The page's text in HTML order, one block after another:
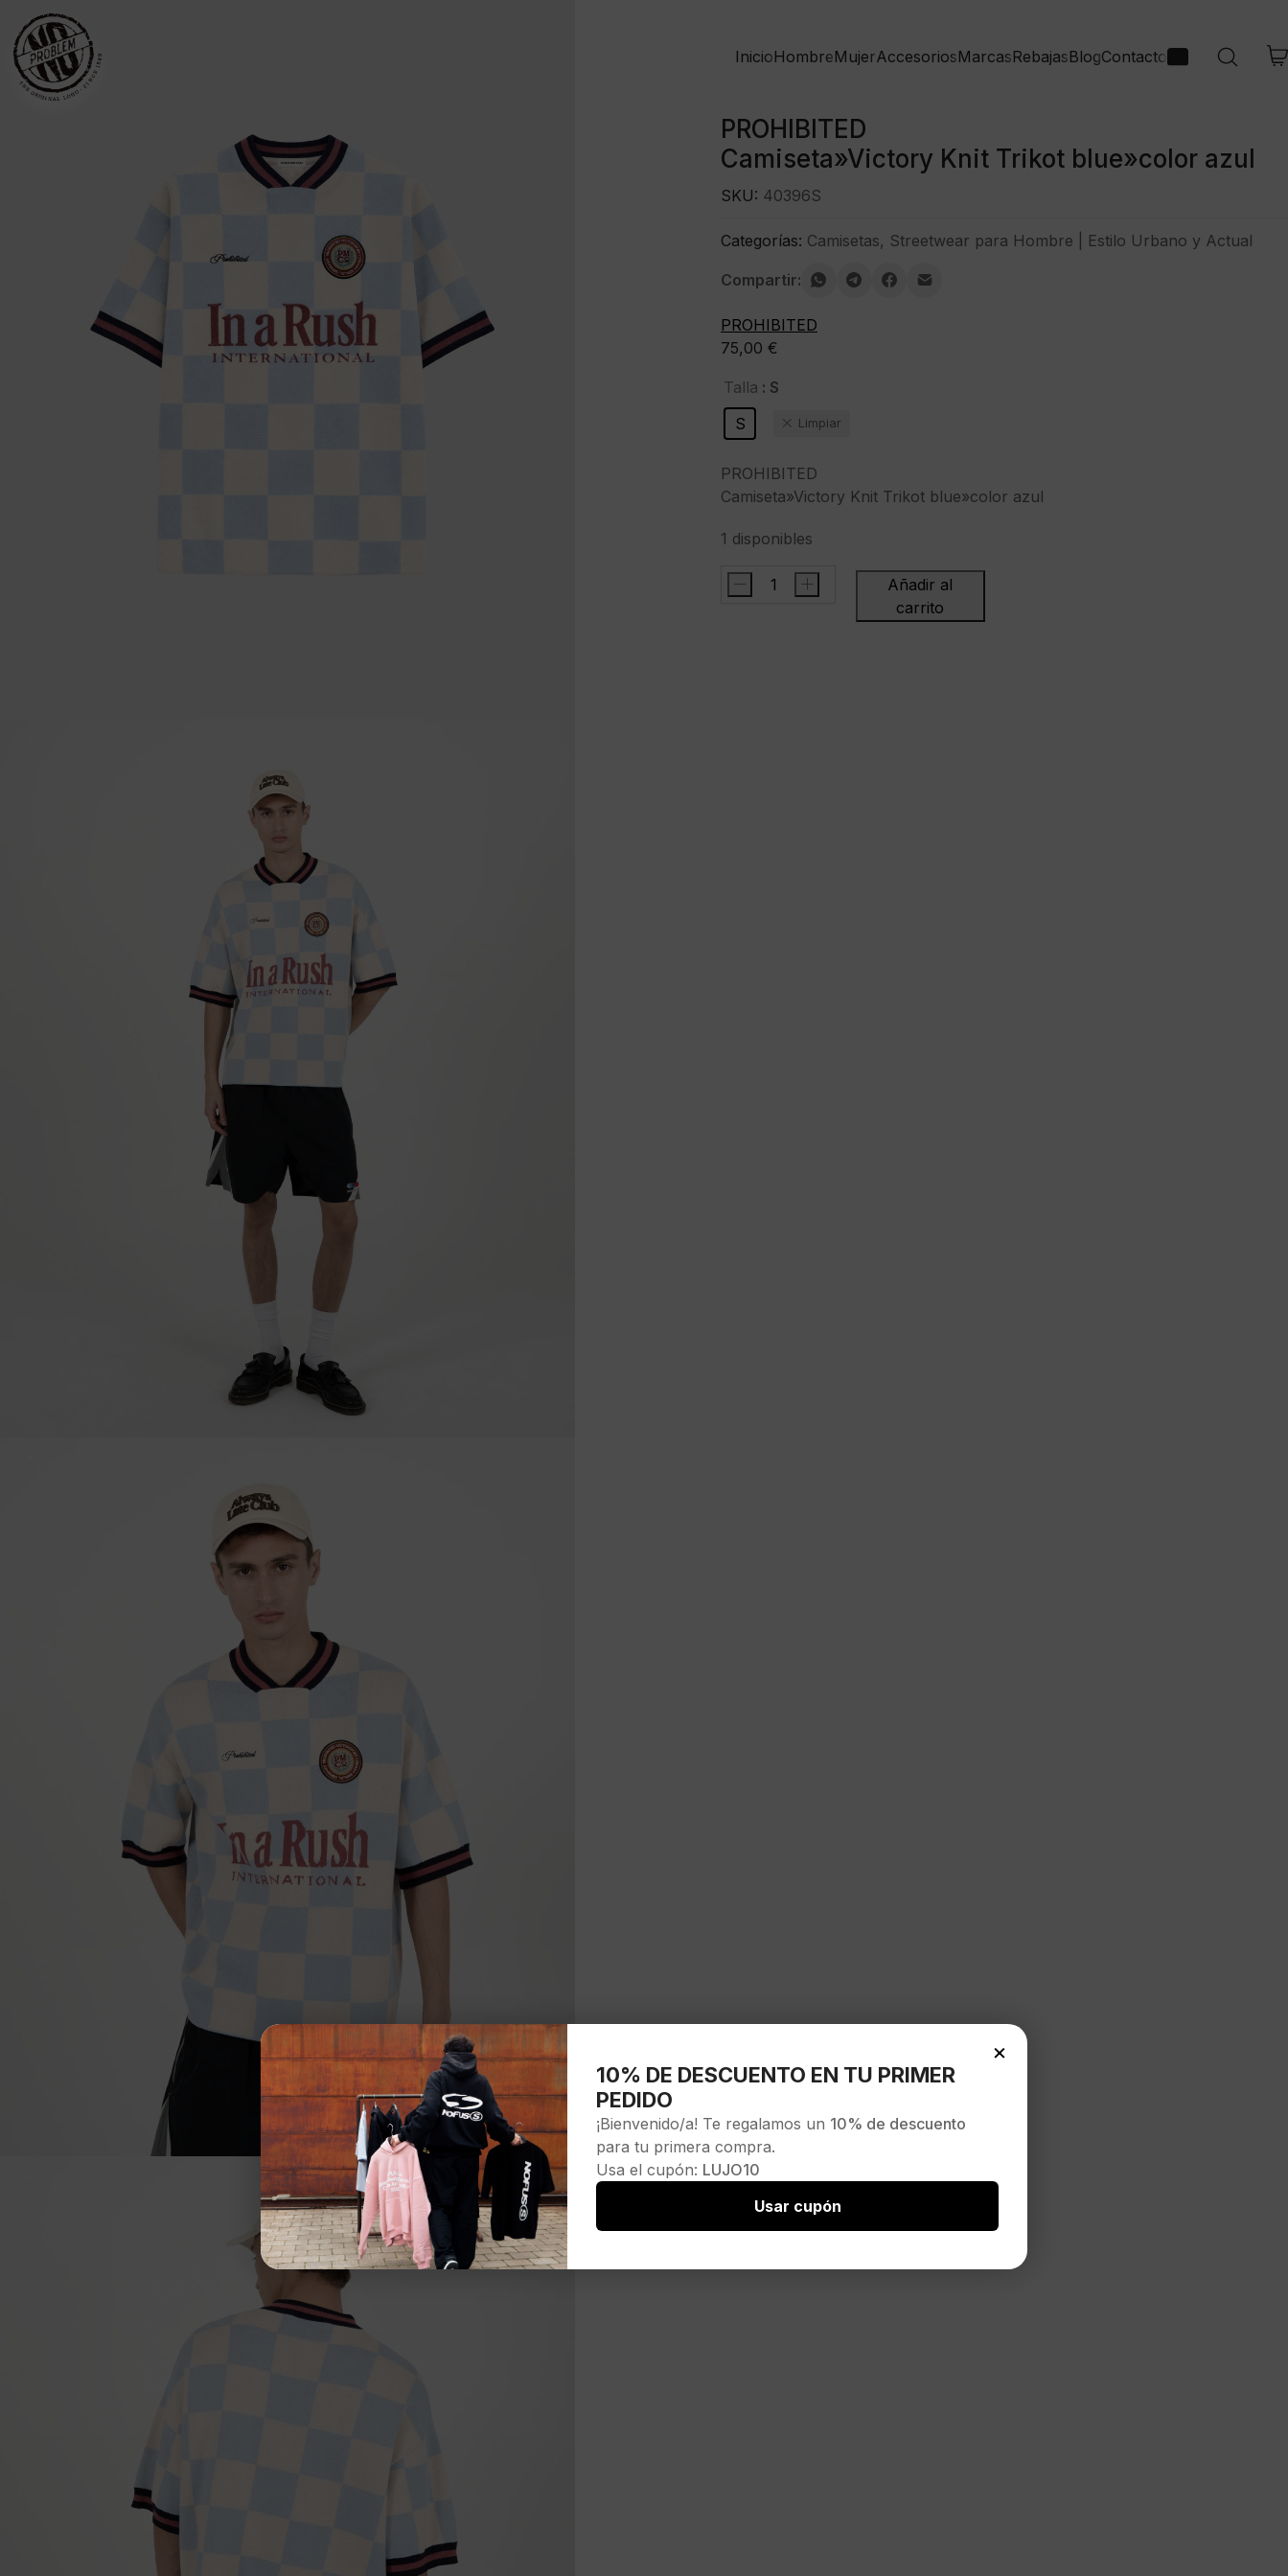
InicioHombreMujerAccesoriosMarcasRebajasBlogContacto
PROHIBITED
Camiseta»Victory Knit Trikot blue»color azul
75,00 €
Talla : S
S
Limpiar
PROHIBITED
Camiseta»Victory Knit Trikot blue»color azul
1 disponibles
PROHIBITEDCamiseta"Victory
- +
Añadir al
carrito
SKU: 40396S
Categorías: Camisetas, Streetwear para Hombre | Estilo Urbano y Actual
Compartir:
PROHIBITED
×
10% DE DESCUENTO EN TU PRIMER
PEDIDO
¡Bienvenido/a! Te regalamos un 10% de descuento
para tu primera compra.
Usa el cupón: LUJO10
Usar cupón